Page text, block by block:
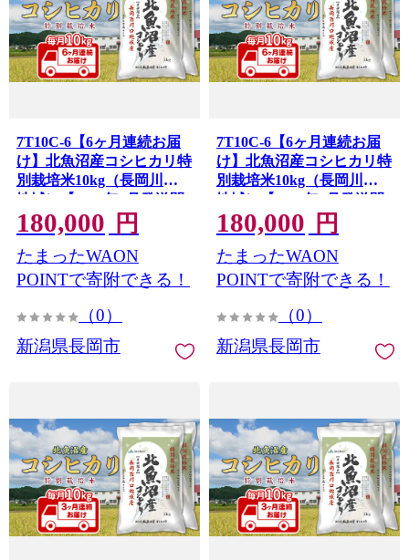
7T10C-6【6ヶ月連続お届
け】北魚沼産コシヒカリ特
別栽培米10kg（長岡川口
地域）【2026年9月発送開
始】
180,000 円
たまったWAON
POINTで寄附できる！
（0）
新潟県長岡市
7T10C-6【6ヶ月連続お届
け】北魚沼産コシヒカリ特
別栽培米10kg（長岡川口
地域）【2026年8月発送開
始】
180,000 円
たまったWAON
POINTで寄附できる！
（0）
新潟県長岡市